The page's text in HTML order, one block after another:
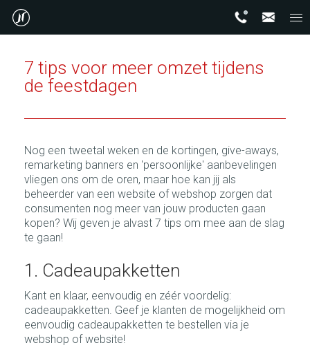
7 tips voor meer omzet tijdens
de feestdagen
Nog een tweetal weken en de kortingen, give-aways,
remarketing banners en 'persoonlijke' aanbevelingen
vliegen ons om de oren, maar hoe kan jij als
beheerder van een website of webshop zorgen dat
consumenten nog meer van jouw producten gaan
kopen? Wij geven je alvast 7 tips om mee aan de slag
te gaan!
1. Cadeaupakketten
Kant en klaar, eenvoudig en zéér voordelig:
cadeaupakketten. Geef je klanten de mogelijkheid om
eenvoudig cadeaupakketten te bestellen via je
webshop of website!